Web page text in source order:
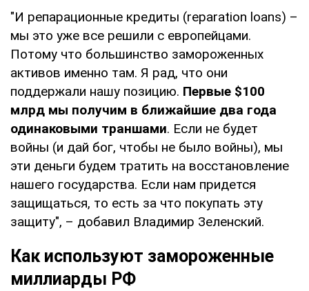
"И репарационные кредиты (reparation loans) –
мы это уже все решили с европейцами.
Потому что большинство замороженных
активов именно там. Я рад, что они
поддержали нашу позицию. Первые $100
млрд мы получим в ближайшие два года
одинаковыми траншами. Если не будет
войны (и дай бог, чтобы не было войны), мы
эти деньги будем тратить на восстановление
нашего государства. Если нам придется
защищаться, то есть за что покупать эту
защиту", – добавил Владимир Зеленский.
Как используют замороженные
миллиарды РФ